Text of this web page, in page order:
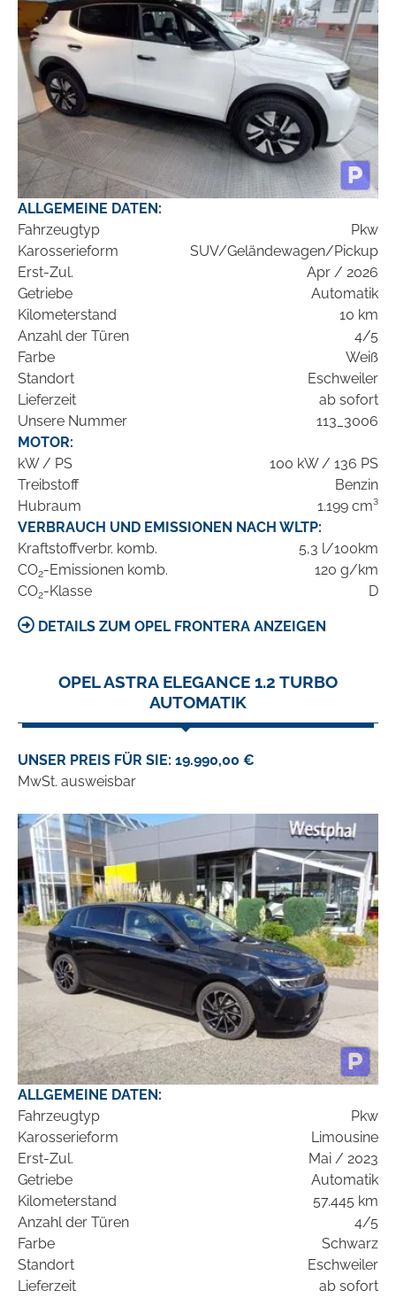
ALLGEMEINE DATEN:
Fahrzeugtyp
Pkw
Karosserieform
SUV/Geländewagen/Pickup
Erst-Zul.
Apr / 2026
Getriebe
Automatik
Kilometerstand
10 km
Anzahl der Türen
4/5
Farbe
Weiß
Standort
Eschweiler
Lieferzeit
ab sofort
Unsere Nummer
113_3006
MOTOR:
kW / PS
100 kW / 136 PS
Treibstoff
Benzin
Hubraum
1.199 cm³
VERBRAUCH UND EMISSIONEN NACH WLTP:
Kraftstoffverbr. komb.
5,3 l/100km
CO2-Emissionen komb.
120 g/km
CO2-Klasse D
DETAILS ZUM OPEL FRONTERA ANZEIGEN
OPEL ASTRA ELEGANCE 1.2 TURBO
AUTOMATIK
UNSER PREIS FÜR SIE: 19.990,00 €
MwSt. ausweisbar
ALLGEMEINE DATEN:
Fahrzeugtyp
Pkw
Karosserieform
Limousine
Erst-Zul.
Mai / 2023
Getriebe
Automatik
Kilometerstand
57.445 km
Anzahl der Türen
4/5
Farbe
Schwarz
Standort
Eschweiler
Lieferzeit
ab sofort